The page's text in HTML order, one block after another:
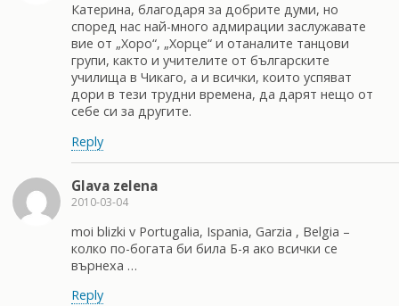
Катерина, благодаря за добрите думи, но
според нас най-много адмирации заслужавате
вие от „Хоро“, „Хорце“ и отаналите танцови
групи, както и учителите от българските
училища в Чикаго, а и всички, които успяват
дори в тези трудни времена, да дарят нещо от
себе си за другите.
Reply
Glava zelena
2010-03-04
moi blizki v Portugalia, Ispania, Garzia , Belgia –
колко по-богата би била Б-я ако всички се
върнеха …
Reply